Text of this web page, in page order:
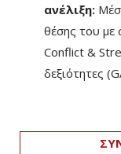
ανέλιξη:
θέσης του
Conflict &
δεξιότητες